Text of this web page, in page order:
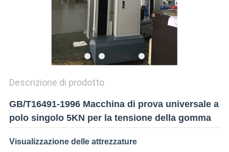
Descrizione di prodotto
GB/T16491-1996 Macchina di prova universale a
polo singolo 5KN per la tensione della gomma
Visualizzazione delle attrezzature